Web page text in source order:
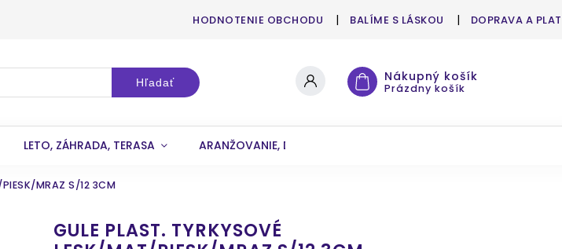
HODNOTENIE OBCHODU BALÍME S LÁSKOU DOPRAVA A
Hľadať Nákupný košík
Prázdny košík
LETO, ZÁHRADA, TERASA ARANŽOVANIE, DEKOROVANIE
PIESK/MRAZ S/12 3CM
GULE PLAST. TYRKYSOVÉ